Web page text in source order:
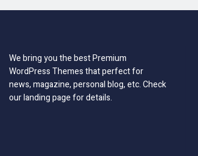
We bring you the best Premium
WordPress Themes that perfect for
news, magazine, personal blog, etc. Check
our landing page for details.